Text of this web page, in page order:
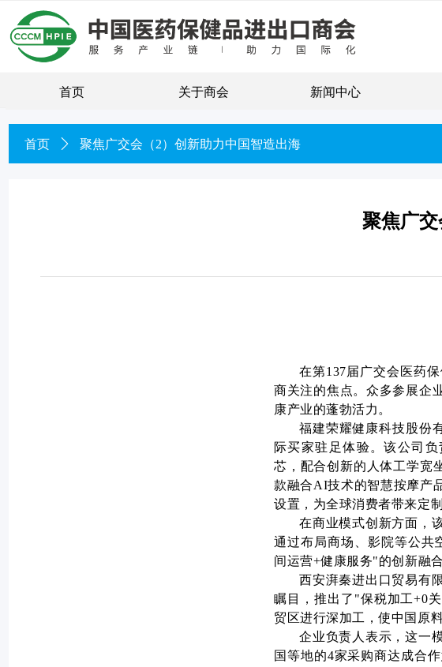
首页 关于商会 新闻中心
首页 ꄲ 聚焦广交会（2）创新助力中国智造出海
聚焦广
在第137届广交会医药
商关注的焦点。众多参展企
康产业的蓬勃活力。
福建荣耀健康科技股份
际买家驻足体验。该公司
芯，配合创新的人体工学宽
款融合AI技术的智慧按摩产
设置，为全球消费者带来定
在商业模式创新方面，
通过布局商场、影院等公共
间运营+健康服务"的创新融合
西安湃秦进出口贸易有
瞩目，推出了"保税加工+0
贸区进行深加工，使中国原
企业负责人表示，这一
国等地的4家采购商达成合